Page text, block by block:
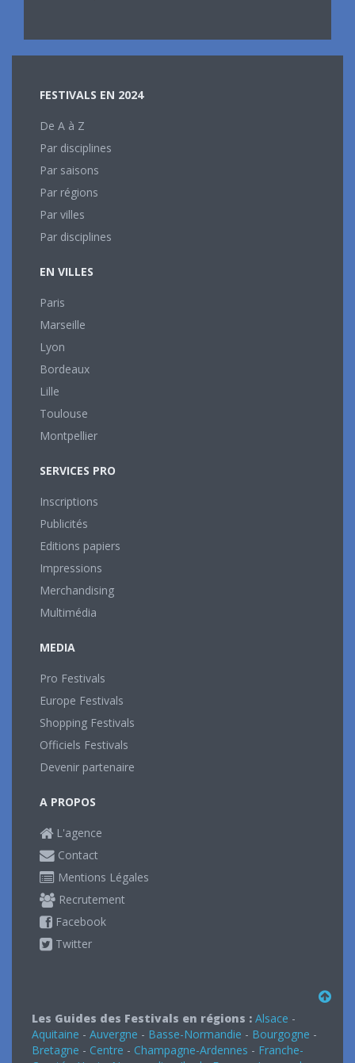
FESTIVALS EN 2024
De A à Z
Par disciplines
Par saisons
Par régions
Par villes
Par disciplines
EN VILLES
Paris
Marseille
Lyon
Bordeaux
Lille
Toulouse
Montpellier
SERVICES PRO
Inscriptions
Publicités
Editions papiers
Impressions
Merchandising
Multimédia
MEDIA
Pro Festivals
Europe Festivals
Shopping Festivals
Officiels Festivals
Devenir partenaire
A PROPOS
L'agence
Contact
Mentions Légales
Recrutement
Facebook
Twitter
Les Guides des Festivals en régions : Alsace -
Aquitaine - Auvergne - Basse-Normandie - Bourgogne -
Bretagne - Centre - Champagne-Ardennes - Franche-